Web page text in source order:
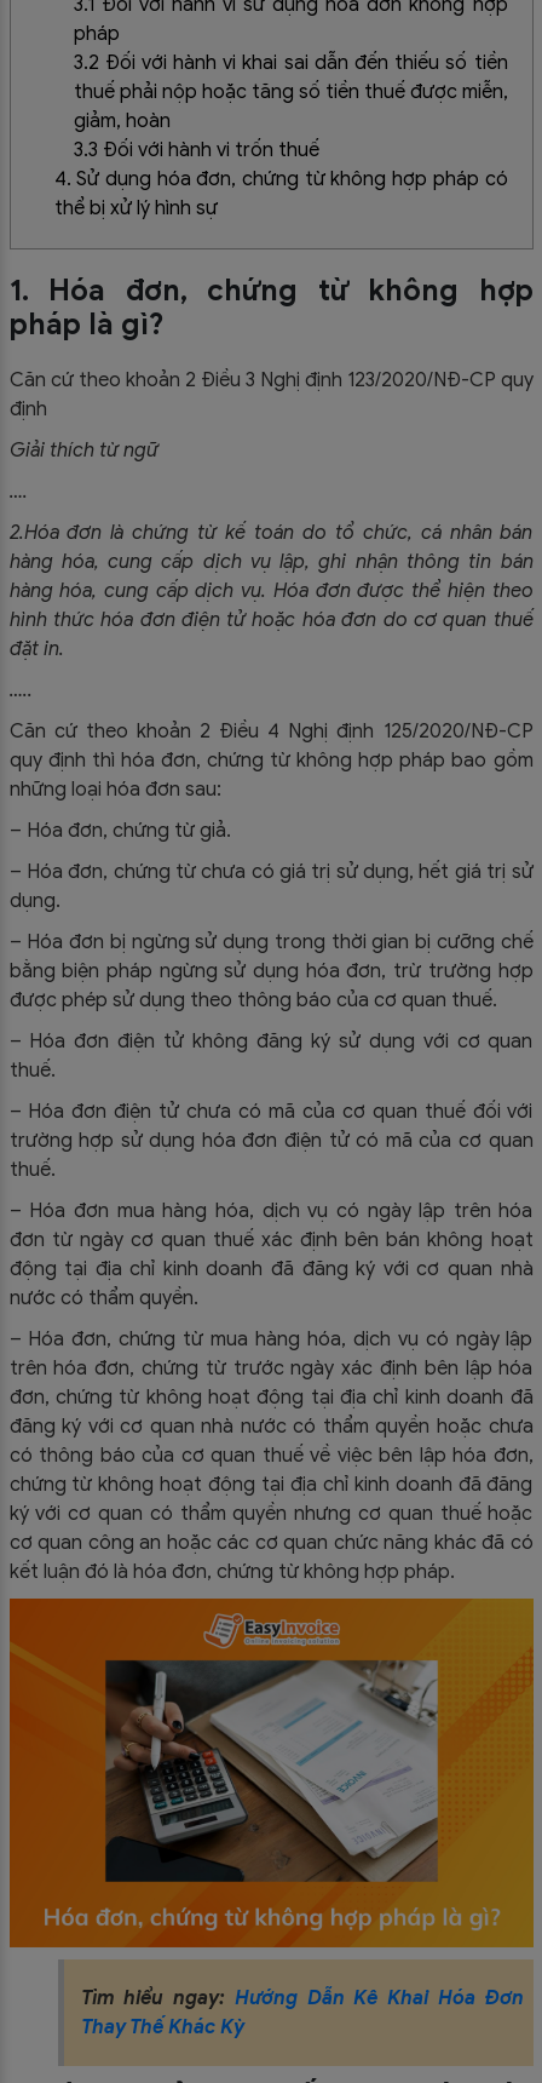
3.1 Đối với hành vi sử dụng hóa đơn không hợp
pháp
3.2 Đối với hành vi khai sai dẫn đến thiếu số tiền
thuế phải nộp hoặc tăng số tiền thuế được miễn,
giảm, hoàn
3.3 Đối với hành vi trốn thuế
4. Sử dụng hóa đơn, chứng từ không hợp pháp có
thể bị xử lý hình sự
1. Hóa đơn, chứng từ không hợp
pháp là gì?
Căn cứ theo khoản 2 Điều 3 Nghị định 123/2020/NĐ-CP quy
định
Giải thích từ ngữ
….
2.Hóa đơn là chứng từ kế toán do tổ chức, cá nhân bán
hàng hóa, cung cấp dịch vụ lập, ghi nhận thông tin bán
hàng hóa, cung cấp dịch vụ. Hóa đơn được thể hiện theo
hình thức hóa đơn điện tử hoặc hóa đơn do cơ quan thuế
đặt in.
…..
Căn cứ theo khoản 2 Điều 4 Nghị định 125/2020/NĐ-CP
quy định thì hóa đơn, chứng từ không hợp pháp bao gồm
những loại hóa đơn sau:
– Hóa đơn, chứng từ giả.
– Hóa đơn, chứng từ chưa có giá trị sử dụng, hết giá trị sử
dụng.
– Hóa đơn bị ngừng sử dụng trong thời gian bị cưỡng chế
bằng biện pháp ngừng sử dụng hóa đơn, trừ trường hợp
được phép sử dụng theo thông báo của cơ quan thuế.
– Hóa đơn điện tử không đăng ký sử dụng với cơ quan
thuế.
– Hóa đơn điện tử chưa có mã của cơ quan thuế đối với
trường hợp sử dụng hóa đơn điện tử có mã của cơ quan
thuế.
– Hóa đơn mua hàng hóa, dịch vụ có ngày lập trên hóa
đơn từ ngày cơ quan thuế xác định bên bán không hoạt
động tại địa chỉ kinh doanh đã đăng ký với cơ quan nhà
nước có thẩm quyền.
– Hóa đơn, chứng từ mua hàng hóa, dịch vụ có ngày lập
trên hóa đơn, chứng từ trước ngày xác định bên lập hóa
đơn, chứng từ không hoạt động tại địa chỉ kinh doanh đã
đăng ký với cơ quan nhà nước có thẩm quyền hoặc chưa
có thông báo của cơ quan thuế về việc bên lập hóa đơn,
chứng từ không hoạt động tại địa chỉ kinh doanh đã đăng
ký với cơ quan có thẩm quyền nhưng cơ quan thuế hoặc
cơ quan công an hoặc các cơ quan chức năng khác đã có
kết luận đó là hóa đơn, chứng từ không hợp pháp.
Tìm hiểu ngay: Hướng Dẫn Kê Khai Hóa Đơn
Thay Thế Khác Kỳ